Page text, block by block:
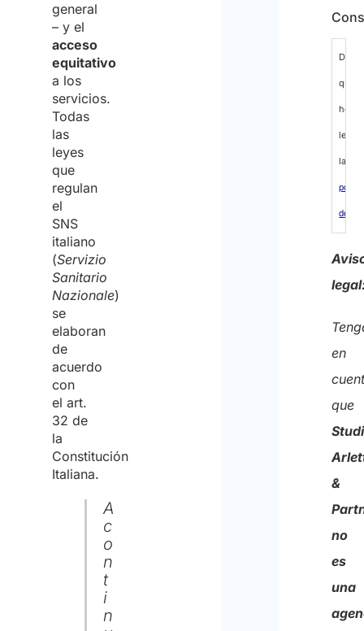
general
– y el
acceso
equitativo
a los
servicios.
Todas
las
leyes
que
regulan
el
SNS
italiano
(Servizio
Sanitario
Nazionale)
se
elaboran
de
acuerdo
con
el art.
32 de
la
Constitución
Italiana.
A
c
o
n
t
i
n
que
he
leído
la
de
de
datos
en
que
&
no
es
una